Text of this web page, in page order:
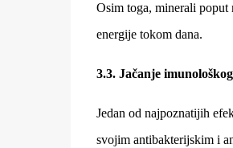
Osim toga, minerali poput
energije tokom dana.
3.3. Jačanje
Jedan od najpoznatijih
svojim antibakterijskim i